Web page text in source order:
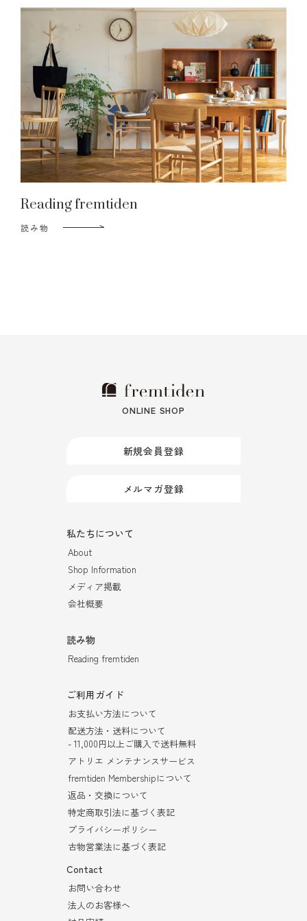
Reading fremtiden
読み物
ONLINE SHOP
新規会員登録
メルマガ登録
私たちについて
About
Shop Information
メディア掲載
会社概要
読み物
Reading fremtiden
ご利用ガイド
お支払い方法について
配送方法・送料について
- 11,000円以上ご購入で送料無料
アトリエ メンテナンスサービス
fremtiden Membershipについて
返品・交換について
特定商取引法に基づく表記
プライバシーポリシー
古物営業法に基づく表記
Contact
お問い合わせ
法人のお客様へ